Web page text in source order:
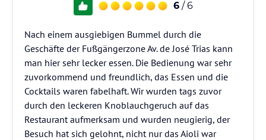
6 / 6
Nach einem ausgiebigen Bummel durch die
Geschäfte der Fußgängerzone Av. de José Trias kann
man hier sehr lecker essen. Die Bedienung war sehr
zuvorkommend und freundlich, das Essen und die
Cocktails waren fabelhaft. Wir wurden tags zuvor
durch den leckeren Knoblauchgeruch auf das
Restaurant aufmerksam und wurden neugierig, der
Besuch hat sich gelohnt, nicht nur das Aioli war